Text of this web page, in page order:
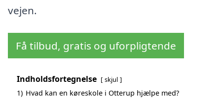
vejen.
Få tilbud, gratis og uforpligtende
Indholdsfortegnelse skjul
1) Hvad kan en køreskole i Otterup hjælpe med?